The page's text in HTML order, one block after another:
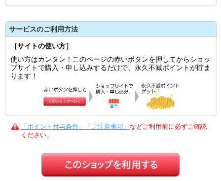
サービスのご利用方法
［サイトの使い方］
使い方はカンタン！このページの赤いボタンを押してからショッ
プサイトで購入・申し込みするだけで、永久不滅ポイントが貯ま
ります！
「ポイント付与条件」「ご注意事項」 などご利用前に必ずご確認
ください。